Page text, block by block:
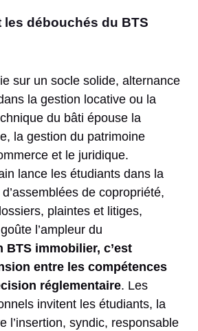
les débouchés du BTS
sur un socle solide, alternance
la gestion locative ou la
du bâti épouse la
la gestion du patrimoine
et le juridique.
lance les étudiants dans la
de copropriété,
plaintes et litiges,
l’ampleur du
BTS immobilier, c’est
entre les compétences
réglementaire. Les
invitent les étudiants, la
l’insertion, syndic, responsable